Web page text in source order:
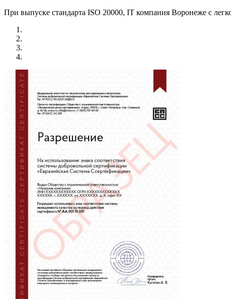
При выпуске стандарта ISO 20000, IT компания Воронеже с